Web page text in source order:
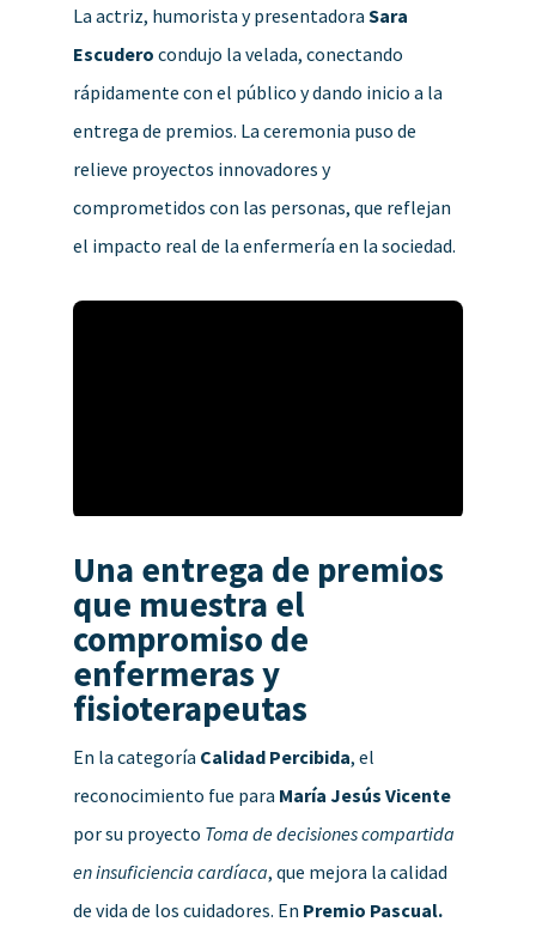
La actriz, humorista y presentadora Sara
Escudero condujo la velada, conectando
rápidamente con el público y dando inicio a la
entrega de premios. La ceremonia puso de
relieve proyectos innovadores y
comprometidos con las personas, que reflejan
el impacto real de la enfermería en la sociedad.
Una entrega de premios
que muestra el
compromiso de
enfermeras y
fisioterapeutas
En la categoría Calidad Percibida, el
reconocimiento fue para María Jesús Vicente
por su proyecto Toma de decisiones compartida
en insuficiencia cardíaca, que mejora la calidad
de vida de los cuidadores. En Premio Pascual.